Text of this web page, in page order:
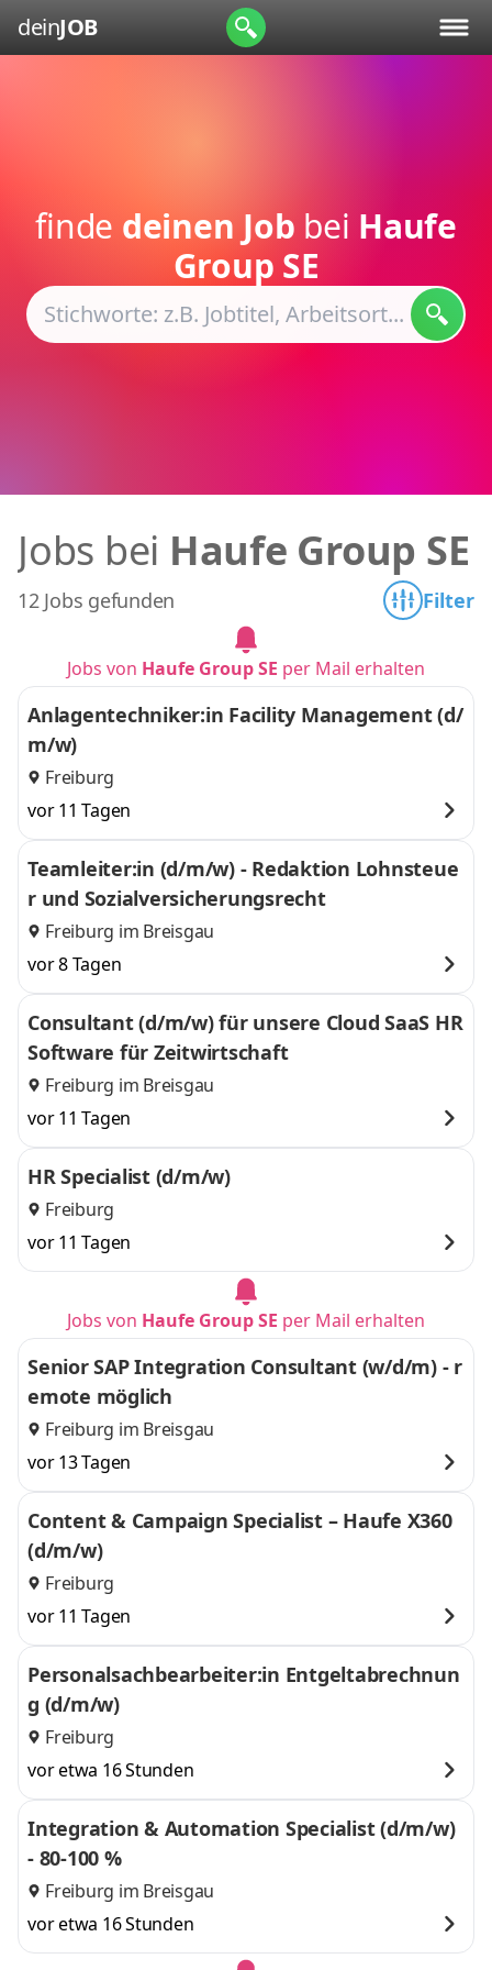
deinJOB
finde deinen Job bei Haufe
Group SE
Jobs bei Haufe Group SE
12 Jobs gefunden Filter
Jobs von Haufe Group SE per Mail erhalten
Anlagentechniker:in Facility Management (d/
m/w)
Freiburg
vor 11 Tagen
Teamleiter:in (d/m/w) - Redaktion Lohnsteue
r und Sozialversicherungsrecht
Freiburg im Breisgau
vor 8 Tagen
Consultant (d/m/w) für unsere Cloud SaaS HR
Software für Zeitwirtschaft
Freiburg im Breisgau
vor 11 Tagen
HR Specialist (d/m/w)
Freiburg
vor 11 Tagen
Jobs von Haufe Group SE per Mail erhalten
Senior SAP Integration Consultant (w/d/m) - r
emote möglich
Freiburg im Breisgau
vor 13 Tagen
Content & Campaign Specialist – Haufe X360
(d/m/w)
Freiburg
vor 11 Tagen
Personalsachbearbeiter:in Entgeltabrechnun
g (d/m/w)
Freiburg
vor etwa 16 Stunden
Integration & Automation Specialist (d/m/w)
- 80-100 %
Freiburg im Breisgau
vor etwa 16 Stunden